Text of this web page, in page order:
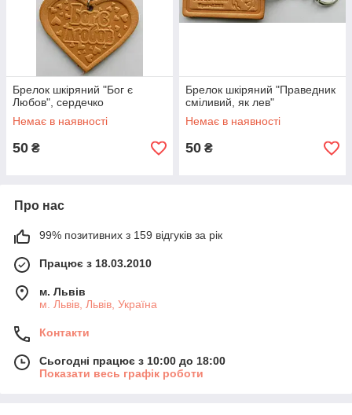
Брелок шкіряний "Бог є
Любов", сердечко
Немає в наявності
50 ₴
Брелок шкіряний "Праведник
сміливий, як лев"
Немає в наявності
50 ₴
Про нас
99% позитивних з 159 відгуків за рік
Працює з 18.03.2010
м. Львів
м. Львів, Львів, Україна
Контакти
Сьогодні працює з 10:00 до 18:00
Показати весь графік роботи